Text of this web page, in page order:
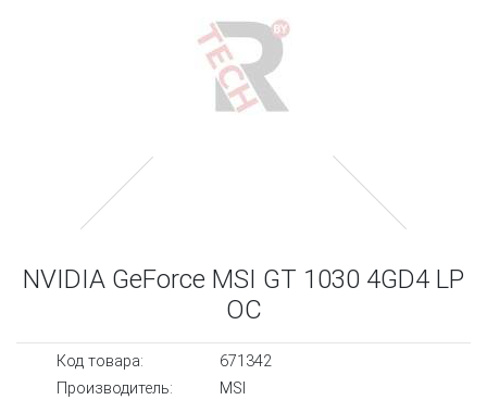
NVIDIA GeForce MSI GT 1030 4GD4 LP
OC
Код товара:
671342
Производитель:
MSI